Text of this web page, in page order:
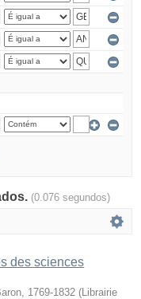
(0.076 segundos)
des sciences
1769-1832 ( Librairie